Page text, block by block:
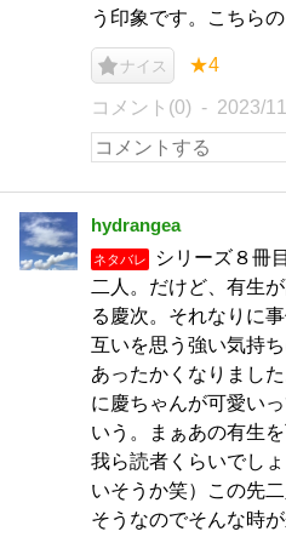
う印象です。こちら
ナイス ★4
コメント(0) 2023/
hydrangea
ネタバレ
シリーズ８冊
二人。だけど、有生
る慶次。それなりに
互いを思う強い気持
あったかくなりまし
に慶ちゃんが可愛い
いう。まぁあの有生
我ら読者くらいでし
いそうか笑）この先
そうなのでそんな時